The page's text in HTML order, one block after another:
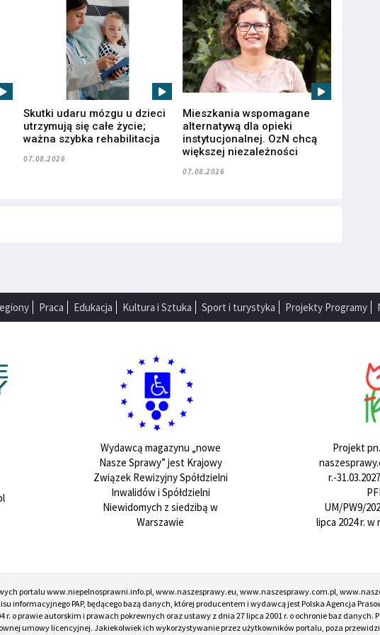
Skutki udaru mózgu u dzieci
utrzymują się całe życie;
ważna szybka rehabilitacja
07.08.2026
Mieszkania wspomagane
alternatywą dla opieki
instytucjonalnej. OzN chcą
większej niezależności
07.08.2026
Praca Edukacja Kultura i Sztuka Sport i turystyka Projekty Programy
Wydawcą magazynu „nowe
Nasze Sprawy” jest Krajowy
Związek Rewizyjny Spółdzielni
Inwalidów i Spółdzielni
Niewidomych z siedzibą w
Warszawie
Projekt
r.-
UM/PW9/
lipca 2024 r.
portalu www.niepelnosprawni.info.pl, www.naszesprawy.eu, www.naszesprawy.com.pl,
informacyjnego PAP, będącego bazą danych, której producentem i wydawcą jest Polska Agencja
r. o prawie autorskim i prawach pokrewnych oraz ustawy z dnia 27 lipca 2001 r. o ochronie baz danych.
umowy licencyjnej. Jakiekolwiek ich wykorzystywanie przez użytkowników portalu, poza